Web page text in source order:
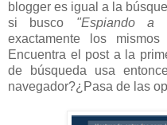
blogger es igual a la
si busco "Espiando a
exactamente los
Encuentra el post a la
de búsqueda usa
navegador?¿Pasa de las